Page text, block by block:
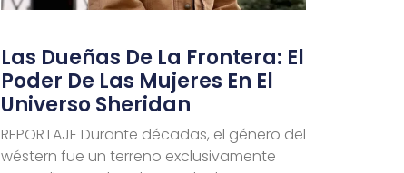
Las Dueñas De La Frontera: El
Poder De Las Mujeres En El
Universo Sheridan
REPORTAJE Durante décadas, el género del
wéstern fue un terreno exclusivamente